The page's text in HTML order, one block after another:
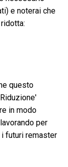
e noterai che
questo
in modo
per
futuri remaster